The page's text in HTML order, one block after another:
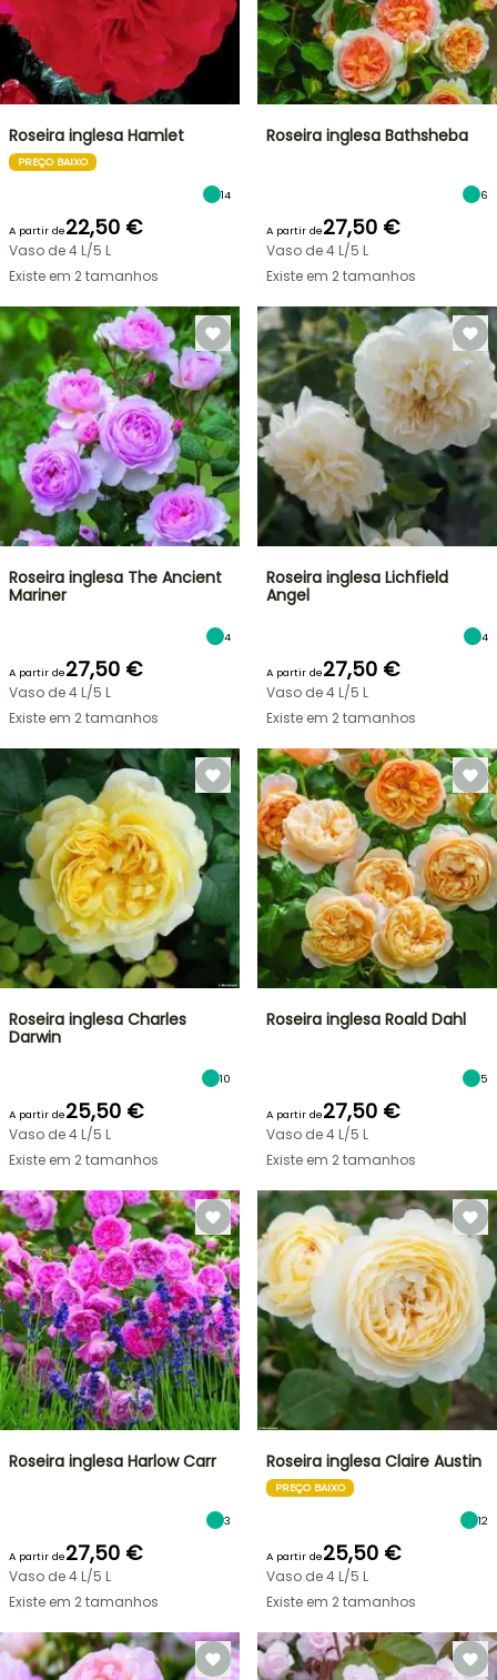
Roseira inglesa Hamlet
PREÇO BAIXO
14
A partir de22,50 €
Vaso de 4 L/5 L
Existe em 2 tamanhos
Roseira inglesa Bathsheba
6
A partir de27,50 €
Vaso de 4 L/5 L
Existe em 2 tamanhos
Roseira inglesa The Ancient
Mariner
4
A partir de27,50 €
Vaso de 4 L/5 L
Existe em 2 tamanhos
Roseira inglesa Lichfield
Angel
4
A partir de27,50 €
Vaso de 4 L/5 L
Existe em 2 tamanhos
Roseira inglesa Charles
Darwin
10
A partir de25,50 €
Vaso de 4 L/5 L
Existe em 2 tamanhos
Roseira inglesa Roald Dahl
5
A partir de27,50 €
Vaso de 4 L/5 L
Existe em 2 tamanhos
Roseira inglesa Harlow Carr
3
A partir de27,50 €
Vaso de 4 L/5 L
Existe em 2 tamanhos
Roseira inglesa Claire Austin
PREÇO BAIXO
12
A partir de25,50 €
Vaso de 4 L/5 L
Existe em 2 tamanhos